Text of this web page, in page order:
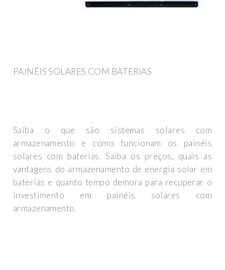
PAINÉIS SOLARES COM BATERIAS
Saiba o que são sistemas solares com
armazenamento e como funcionam os painéis
solares com baterias. Saiba os preços, quais as
vantagens do armazenamento de energia solar em
baterias e quanto tempo demora para recuperar o
investimento em painéis solares com
armazenamento.